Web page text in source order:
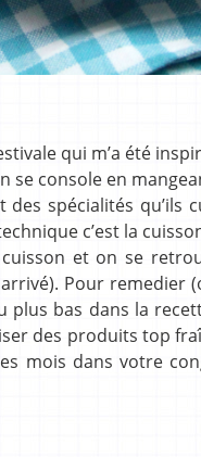
qui m’a été
se console en
spécialités qu’ils
c’est la
et on se
Pour remedier
bas dans la
des produits top
mois dans votre